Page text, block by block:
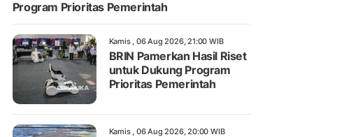
Program Prioritas Pemerintah
Kamis , 06 Aug 2026, 21:00 WIB
BRIN Pamerkan Hasil Riset
untuk Dukung Program
Prioritas Pemerintah
Kamis , 06 Aug 2026, 20:00 WIB